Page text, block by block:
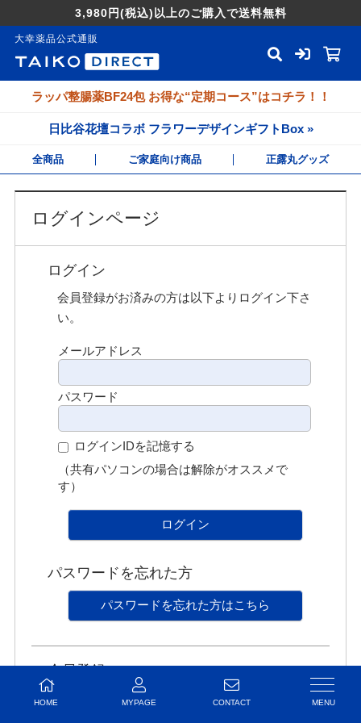
3,980円(税込) 以上のご購入で送料無料
大幸薬品公式通販
ラッパ整腸薬BF24包 お得な“定期コース”はコチラ！！
日比谷花壇コラボ フラワーデザインギフトBox »
全商品 ご家庭向け商品 正露丸グッズ
ログインページ
ログイン
会員登録がお済みの方は以下よりログイン下さ
い。
メールアドレス
パスワード
ログインIDを記憶する
（共有パソコンの場合は解除がオススメで
す）
ログイン
パスワードを忘れた方
パスワードを忘れた方はこちら
会員登録
会員登録がお済みで無い方はこちらから登録を
HOME MYPAGE CONTACT